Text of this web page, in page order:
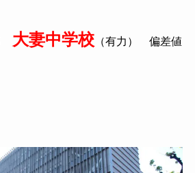
大妻中学校（有力） 偏差値